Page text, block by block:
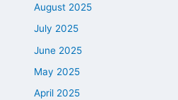
August 2025
July 2025
June 2025
May 2025
April 2025